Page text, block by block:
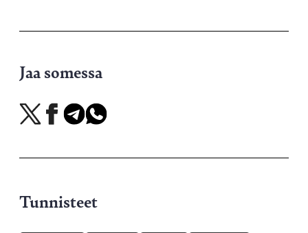
Jaa somessa
Jaa
X-
Jaa
Facebookissa
Jaa
Telegramissa
Jaa
WhatsAppissa
Tunnisteet